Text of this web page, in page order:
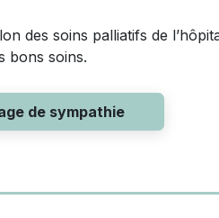
des soins palliatifs de
bons soins.
de sympathie